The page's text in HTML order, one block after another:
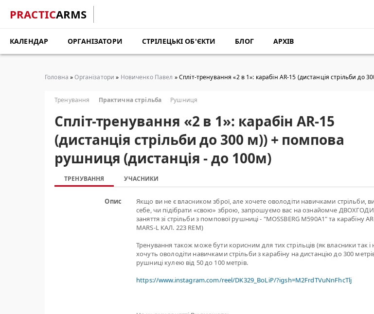
PRACTICARMS
КАЛЕНДАР ОРГАНІЗАТОРИ СТРІЛЕЦЬКІ ОБ'ЄКТИ БЛОГ АРХІВ
Головна »Організатори » Новиченко Павел » Cпліт-тренування «2 в 1»: карабін AR-15 (дистанція стрільби
Тренування Практична стрільба Рушниця
Cпліт-тренування «2 в 1»: карабін AR-15
(дистанція стрільби до 300 м)) + помпова
рушниця (дистанція - до 100м)
ТРЕНУВАННЯ УЧАСНИКИ
Опис
Якщо ви не є власником зброї, але хочете оволодіти навичками стрільби,
себе, чи підібрати «свою» зброю, запрошуємо вас на ознайомче
заняття зі стрільби з помпової рушниці - "MOSSBERG M590A1" та карабіну
MARS-L КАЛ. 223 REM)
Тренування також може бути корисним для тих стрільців (як власники так і
хочуть оволодіти навичками стрільби з карабіну на дистанцію до 300
рушниці кулею від 50 до 100 метрів.
https://www.instagram.com/reel/DK329_BoLiP/?igsh=M2FrdTVuNnFhcTlj